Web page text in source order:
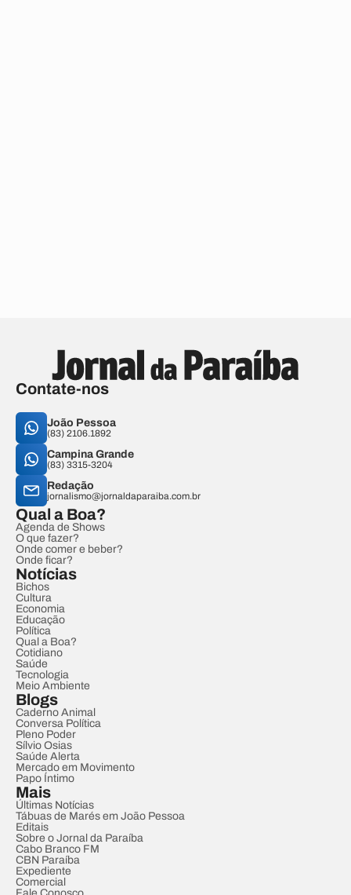
Contate-nos
João Pessoa
(83) 2106.1892
Campina Grande
(83) 3315-3204
Redação
jornalismo@jornaldaparaiba.com.br
Qual a Boa?
Agenda de Shows
O que fazer?
Onde comer e beber?
Onde ficar?
Notícias
Bichos
Cultura
Economia
Educação
Política
Qual a Boa?
Cotidiano
Saúde
Tecnologia
Meio Ambiente
Blogs
Caderno Animal
Conversa Política
Pleno Poder
Sílvio Osias
Saúde Alerta
Mercado em Movimento
Papo Íntimo
Mais
Últimas Notícias
Tábuas de Marés em João Pessoa
Editais
Sobre o Jornal da Paraíba
Cabo Branco FM
CBN Paraíba
Expediente
Comercial